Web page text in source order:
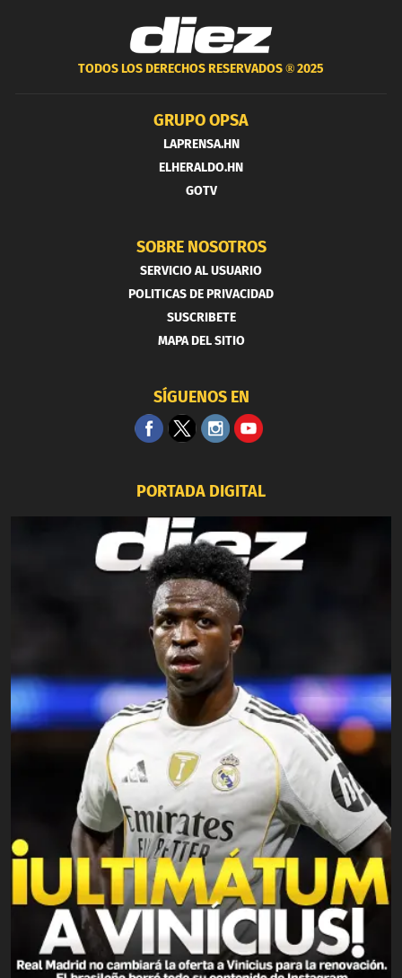
TODOS LOS DERECHOS RESERVADOS ®2025
GRUPO OPSA
LAPRENSA.HN
ELHERALDO.HN
GOTV
SOBRE NOSOTROS
SERVICIO AL USUARIO
POLITICAS DE PRIVACIDAD
SUSCRIBETE
MAPA DEL SITIO
SÍGUENOS EN
PORTADA DIGITAL